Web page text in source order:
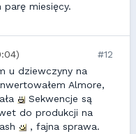
miesięcy.
#12
u dziewczyny na
Almore,
Sekwencje są
do produkcji na
, fajna sprawa.